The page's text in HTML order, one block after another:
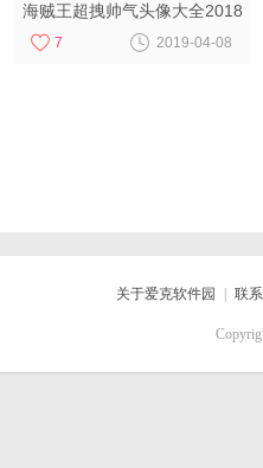
海贼王超拽帅气头像大全2018
怪你过份美丽还是怪我着迷
7 2019-04-08
关于爱克软件园 联